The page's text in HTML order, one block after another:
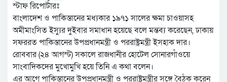
স্টাফ রিপোর্টারঃ
বাংলাদেশ ও পাকিস্তানের মধ্যকার ১৯৭১ সালের ক্ষমা চাওয়াসহ
অমীমাংসিত ইস্যুর দুইবার সমাধান হয়েছে বলে মন্তব্য করেছেন, ঢাকায়
সফররত পাকিস্তানের উপপ্রধানমন্ত্রী ও পররাষ্ট্রমন্ত্রী ইসহাক দার।
রোববার (২৪ আগস্ট) সকালে রাজধানীর হোটেল সোনারগাঁওয়ে
সাংবাদিকদের মুখোমুখি হয়ে তিনি এ কথা বলেন।
এর আগে পাকিস্তানের উপপ্রধানমন্ত্রী ও পররাষ্ট্রমন্ত্রীর সঙ্গে বৈঠক করেন